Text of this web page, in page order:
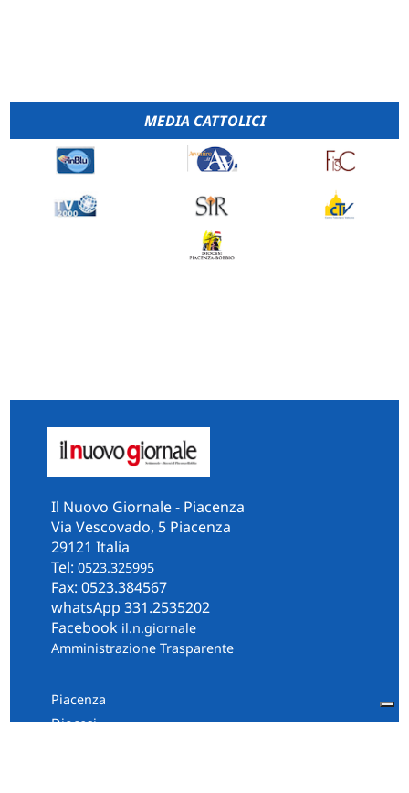
MEDIA CATTOLICI
Il Nuovo Giornale - Piacenza
Via Vescovado, 5 Piacenza
29121 Italia
Tel: 0523.325995
Fax: 0523.384567
whatsApp 331.2535202
Facebook il.n.giornale
Amministrazione Trasparente
Piacenza
Diocesi